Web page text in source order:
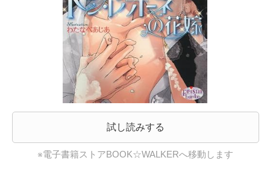
試し読みする
※電子書籍ストアBOOK☆WALKERへ移動します